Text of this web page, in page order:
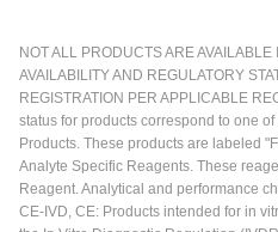
NOT ALL PRODUCTS ARE
AVAILABILITY AND REGULATORY
REGISTRATION PER APPLICABLE
status for products correspond to one
Products. These products are labeled
Analyte Specific Reagents. These
Reagent. Analytical and performance
CE-IVD, CE: Products intended for in